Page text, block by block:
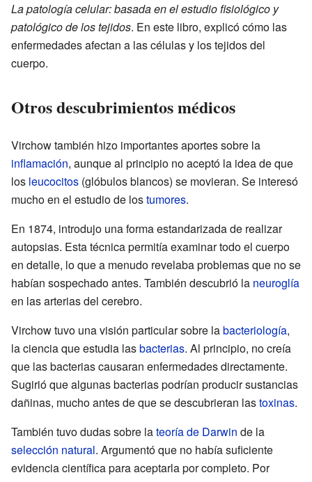
La patología celular: basada en el estudio fisiológico y
patológico de los tejidos. En este libro, explicó cómo las
enfermedades afectan a las células y los tejidos del
cuerpo.
Otros descubrimientos médicos
Virchow también hizo importantes aportes sobre la
inflamación, aunque al principio no aceptó la idea de que
los leucocitos (glóbulos blancos) se movieran. Se interesó
mucho en el estudio de lostumores.
En 1874, introdujo una forma estandarizada de realizar
autopsias. Esta técnica permitía examinar todo el cuerpo
en detalle, lo que a menudo revelaba problemas que no se
habían sospechado antes. También descubrió la neuroglía
en las arterias del cerebro.
Virchow tuvo una visión particular sobre labacteriología,
la ciencia que estudia lasbacterias. Al principio, no creía
que las bacterias causaran enfermedades directamente.
Sugirió que algunas bacterias podrían producir sustancias
dañinas, mucho antes de que se descubrieran lastoxinas.
También tuvo dudas sobre lateoría de Darwin de la
selección natural. Argumentó que no había suficiente
evidencia científica para aceptarla por completo. Por